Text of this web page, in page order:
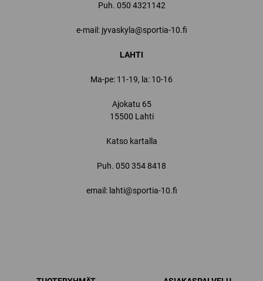
Puh. 050 4321142
e-mail: jyvaskyla@sportia-10.fi
LAHTI
Ma-pe: 11-19, la: 10-16
Ajokatu 65
15500 Lahti
Katso kartalla
Puh. 050 354 8418
email: lahti@sportia-10.fi